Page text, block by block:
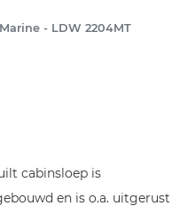
- LDW 2204MT
cabinsloep is
en is o.a. uitgerust